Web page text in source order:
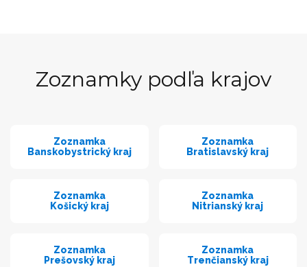
Zoznamky podľa krajov
Zoznamka
Banskobystrický kraj
Zoznamka
Bratislavský kraj
Zoznamka
Košický kraj
Zoznamka
Nitrianský kraj
Zoznamka
Prešovský kraj
Zoznamka
Trenčianský kraj